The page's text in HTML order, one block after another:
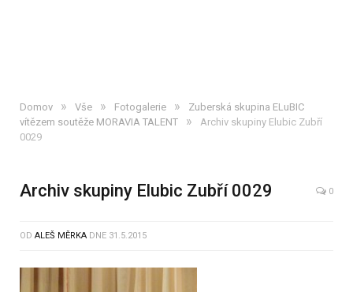
Domov » Vše » Fotogalerie »
Zuberská skupina ELuBIC
vítězem soutěže MORAVIA TALENT
»
Archiv skupiny Elubic Zubří
0029
Archiv skupiny Elubic Zubří 0029 0
OD ALEŠ MĚRKA DNE 31.5.2015